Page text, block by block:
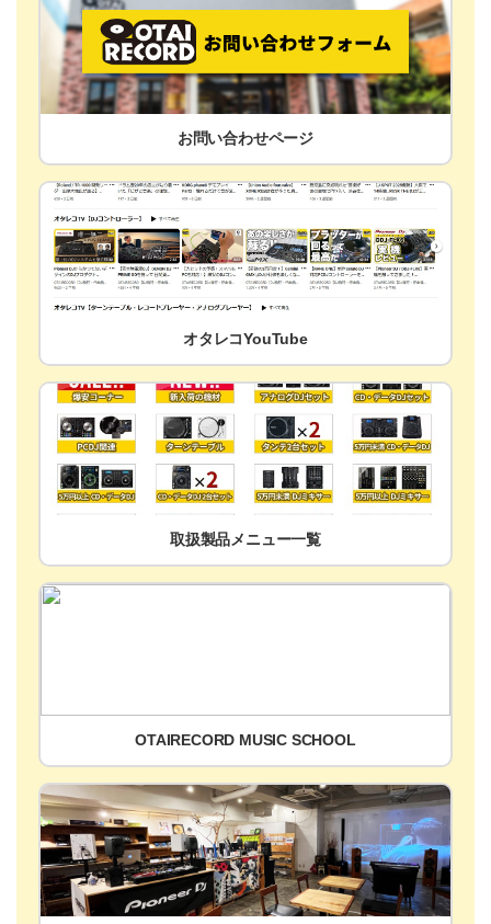
お問い合わせページ
オタレコYouTube
取扱製品メニュー一覧
OTAIRECORD MUSIC SCHOOL